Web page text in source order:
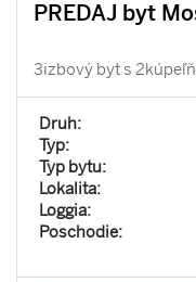
PREDAJ byt
3izbový byt s
Druh:
Typ:
Typ bytu:
Lokalita:
Loggia:
Poschodie: